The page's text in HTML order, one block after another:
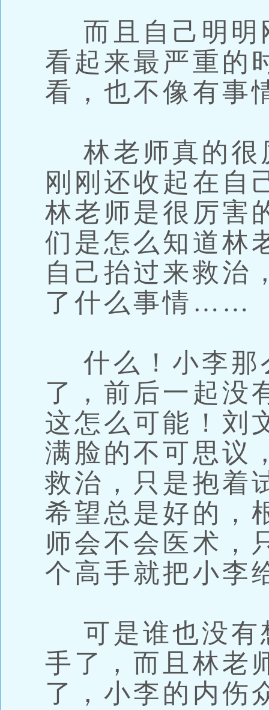
而且自己明明
看起来最严重的
看，也不像有事
林老师真的很
刚刚还收起在自
林老师是很厉害
们是怎么知道林
自己抬过来救
了什么事情……
什么！小李那
了，前后一起没
这怎么可能！刘
满脸的不可思议
救治，只是抱着
希望总是好的，
师会不会医术，
个高手就把小李
可是谁也没有
手了，而且林老
了，小李的内伤